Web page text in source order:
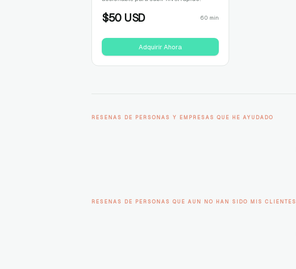
$50USD 60 min
Adquirir Ahora
RESENAS DE PERSONAS Y EMPRESAS QUE HE AYUDADO
RESENAS DE PERSONAS QUE AUN NO HAN SIDO MIS CLIENTES